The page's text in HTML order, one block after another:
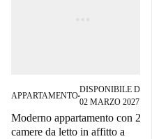
APPARTAMENTO■
DISPONIBILE DAL
02 MARZO 2027
Moderno appartamento con 2
camere da letto in affitto a